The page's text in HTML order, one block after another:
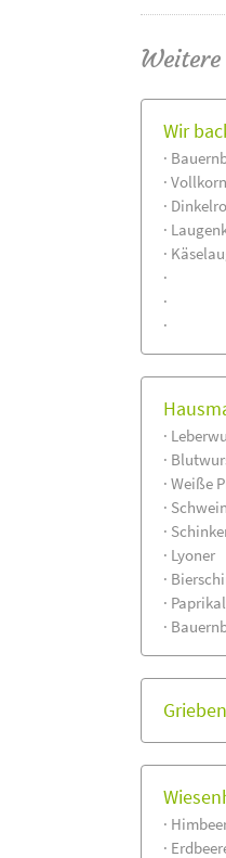
Wir
·
·
·
·
·
·
·
·
·
·
· Weiße
·
·
· Lyoner
·
·
·
·
·